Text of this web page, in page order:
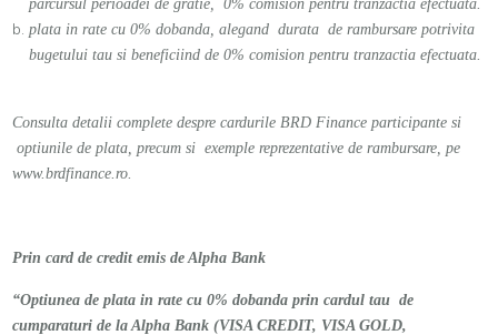
parcursul perioadei de gratie, 0% comision pentru tranzactia efectuata.
plata in rate cu 0% dobanda, alegand durata de rambursare potrivita
bugetului tau si beneficiind de 0% comision pentru tranzactia efectuata.
Consulta detalii complete despre cardurile BRD Finance participante si
optiunile de plata, precum si exemple reprezentative de rambursare, pe
www.brdfinance.ro.
Prin card de credit emis de Alpha Bank
“Optiunea de plata in rate cu 0% dobanda prin cardul tau de
cumparaturi de la Alpha Bank (VISA CREDIT, VISA GOLD,